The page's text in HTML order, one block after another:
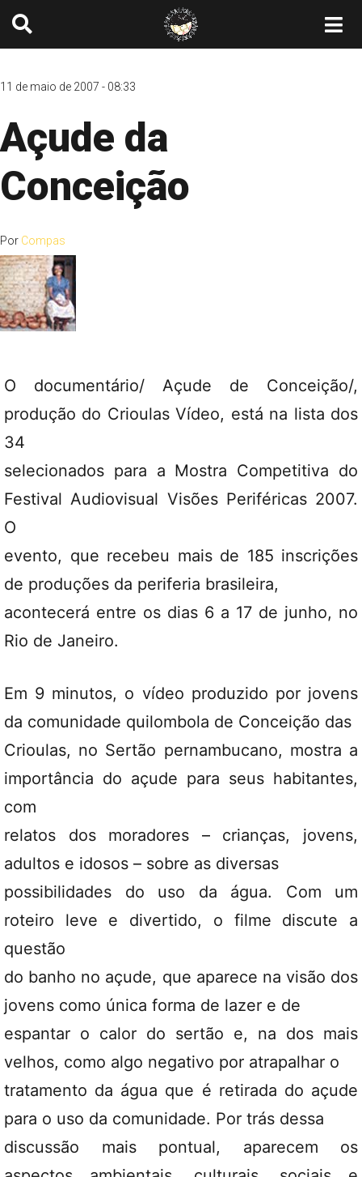
11 de maio de 2007 - 08:33
Açude da
Conceição
Por Compas
O documentário/ Açude de Conceição/,
produção do Crioulas Vídeo, está na lista dos
34
selecionados para a Mostra Competitiva do
Festival Audiovisual Visões Periféricas 2007.
O
evento, que recebeu mais de 185 inscrições
de produções da periferia brasileira,
acontecerá entre os dias 6 a 17 de junho, no
Rio de Janeiro.
Em 9 minutos, o vídeo produzido por jovens
da comunidade quilombola de Conceição das
Crioulas, no Sertão pernambucano, mostra a
importância do açude para seus habitantes,
com
relatos dos moradores – crianças, jovens,
adultos e idosos – sobre as diversas
possibilidades do uso da água. Com um
roteiro leve e divertido, o filme discute a
questão
do banho no açude, que aparece na visão dos
jovens como única forma de lazer e de
espantar o calor do sertão e, na dos mais
velhos, como algo negativo por atrapalhar o
tratamento da água que é retirada do açude
para o uso da comunidade. Por trás dessa
discussão mais pontual, aparecem os